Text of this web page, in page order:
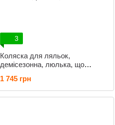
3
Коляска для ляльок,
демісезонна, люлька, що
см, рожева, 65826
1 745 грн